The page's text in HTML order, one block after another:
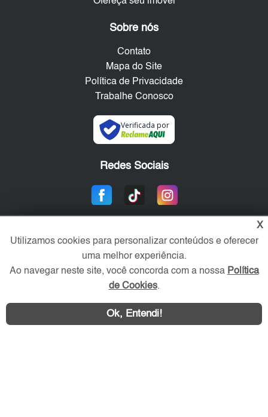
Sobre nós
Contato
Mapa do Site
Política de Privacidade
Trabalhe Conosco
Verificada por
Redes Sociais
Área exclusiva aos anunciantes,
X
Utilizamos cookies para personalizar conteúdos e oferecer
uma melhor experiência.
Ao navegar neste site, você concorda com a nossa Política
de Cookies.
Ok, Entendi!